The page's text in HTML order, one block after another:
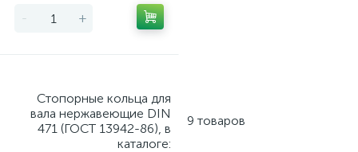
- +
Стопорные кольца для
вала нержавеющие DIN
471 (ГОСТ 13942-86), в
каталоге:
9 товаров